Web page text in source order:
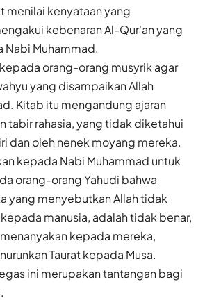
menilai kenyataan yang
kebenaran Al-Qur'an yang
Nabi Muhammad.
orang-orang musyrik agar
yang disampaikan Allah
Kitab itu mengandung ajaran
tabir rahasia, yang tidak diketahui
dan oleh nenek moyang mereka.
kepada Nabi Muhammad untuk
orang-orang Yahudi bahwa
yang menyebutkan Allah tidak
manusia, adalah tidak benar,
kepada mereka,
Taurat kepada Musa.
ini merupakan tantangan bagi